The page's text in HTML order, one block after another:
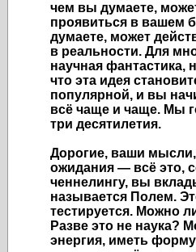
чем вы думаете,
проявиться в вашем
думаете, может
в реальности. Для
научная фантастика,
что эта идея
популярной, и вы
всё чаще и чаще. Мы
три десятилетия.
Дорогие, ваши
ожидания — всё это,
ченнелингу, вы
называется Полем.
тестируется. Можно
Разве это не наука?
энергия, иметь